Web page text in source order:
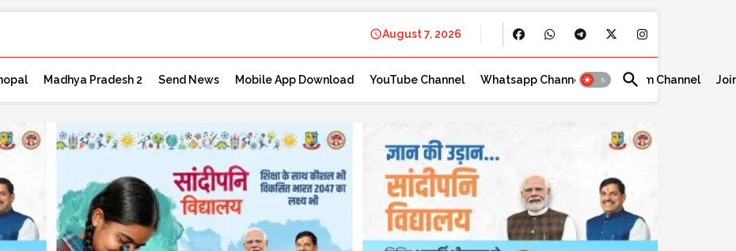
August 7, 2026
Madhya Pradesh 2 Send News Mobile App Download YouTube Channel Whatsapp Channel Telegram Channel